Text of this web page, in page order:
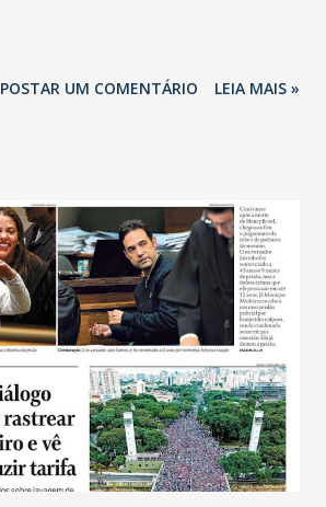
POSTAR UM COMENTÁRIO LEIA MAIS »